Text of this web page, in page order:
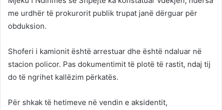
me urdhër të prokurorit publik trupat janë dërguar për
obduksion.
Shoferi i kamionit është arrestuar dhe është ndaluar në
stacion policor. Pas dokumentimit të plotë të rastit, ndaj tij
do të ngrihet kallëzim përkatës.
Për shkak të hetimeve në vendin e aksidentit,